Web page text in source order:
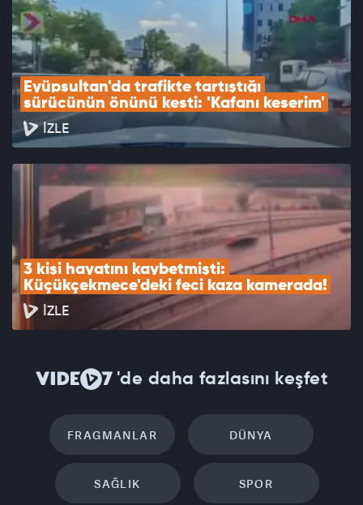
Eyüpsultan'da trafikte tartıştığı
sürücünün önünü kesti: 'Kafanı keserim'
İZLE
3 kişi hayatını kaybetmişti:
Küçükçekmece'deki feci kaza kamerada!
İZLE
'de daha fazlasını keşfet
FRAGMANLAR DÜNYA
SAĞLIK SPOR